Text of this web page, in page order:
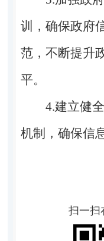
训，确保政府
范，不断提升
平。
4.建立健
机制，确保信
扫一扫